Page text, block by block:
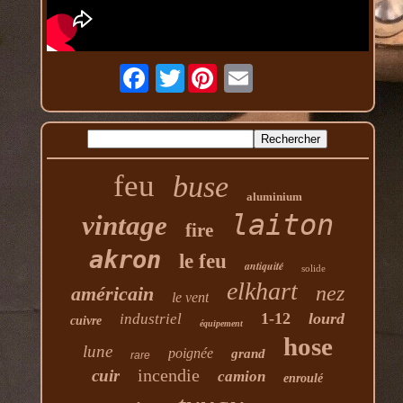
Twitter
feu buse aluminium
vintage fire laiton
akron le feu antiquité solide
américain le vent elkhart nez
cuivre industriel équipement 1-12 lourd
lune rare poignée grand hose
cuir incendie camion enroulé